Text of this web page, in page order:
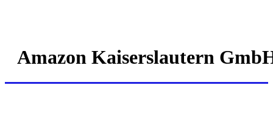
Amazon Kaiserslautern